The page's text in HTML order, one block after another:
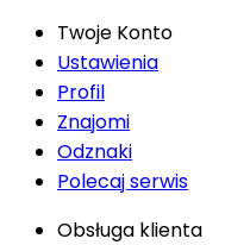
Twoje Konto
Ustawienia
Profil
Znajomi
Odznaki
Polecaj serwis
Obsługa klienta